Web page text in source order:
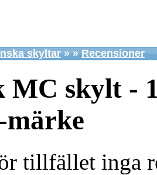
skyltar » » Recensioner
MC skylt -
märke
tillfället inga